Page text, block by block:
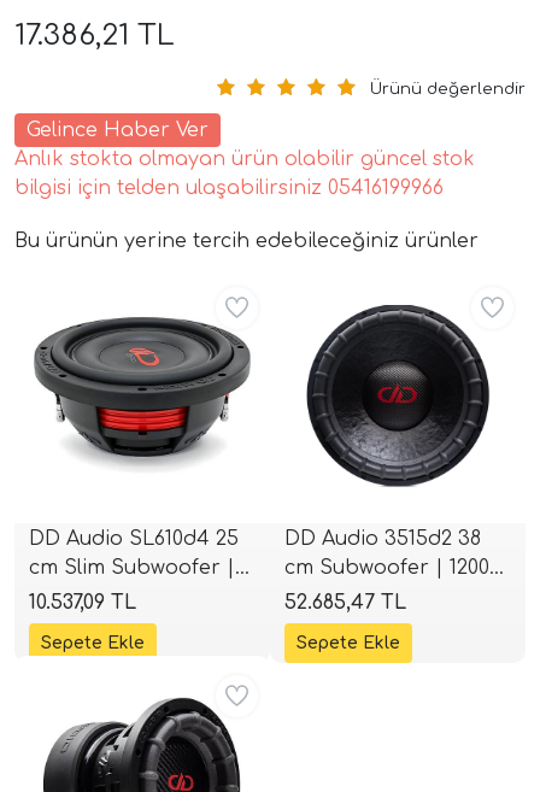
Modelleri
Setleri)
Performans)
17.386,21 TL
Ürünü değerlendir
Gelince Haber Ver
Anlık stokta olmayan ürün olabilir güncel stok
bilgisi için telden ulaşabilirsiniz 05416199966
Bu ürünün yerine tercih edebileceğiniz ürünler
DD Audio SL610d4 25
cm Slim Subwoofer |
1000W RMS | 3000W
Peak | 4+4 Ohm |
SPLHIFI
10.537,09 TL
DD Audio 3515d2 38
cm Subwoofer | 1200W
RMS | 4800W Peak |
2+2 Ohm | SPLHIFI
52.685,47 TL